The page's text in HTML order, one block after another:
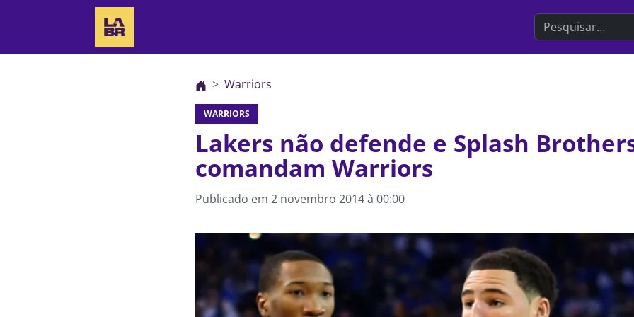
Search the website
Warriors
WARRIORS
Lakers não defende e Splash
comandam Warriors
Publicado em 2 novembro 2014 à 00:00